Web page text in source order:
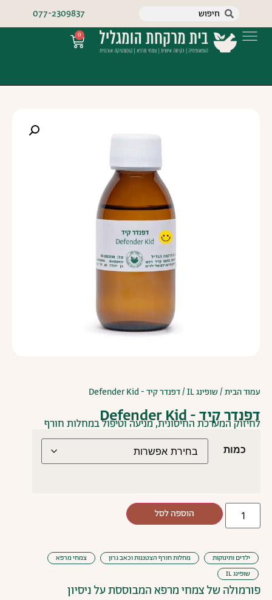
077-2309837
0
עמוד הבית/שופינג IL / דפנדר קיד - Defender Kid
דפנדר קיד - Defender Kid
לחיזוק המערכת החיסונית, מניעה וטיפול במחלות חורף
כמות
הוספה לסל
ילדים ותינוקות מחלות חורף הצטננות וכאב גרון
צמחי מרפא
שופינג IL
פורמולה של צמחי מרפא המבוססת על ניסיון